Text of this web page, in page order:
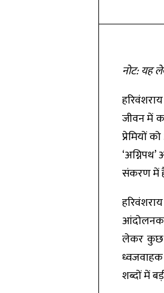
नोट: यह
जीवन में
प्रेमियों
संकरण में है
लेकर कुछ
शब्दों में